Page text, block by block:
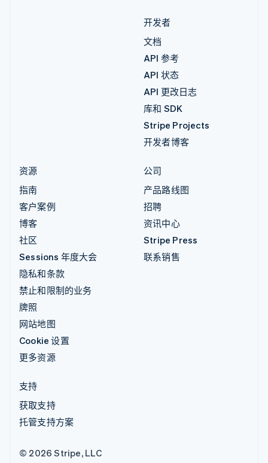
开发者
文档
API 参考
API 状态
API 更改日志
库和 SDK
Stripe Projects
开发者博客
资源
指南
客户案例
博客
社区
Sessions 年度大会
隐私和条款
禁止和限制的业务
牌照
网站地图
Cookie 设置
更多资源
公司
产品路线图
招聘
资讯中心
Stripe Press
联系销售
支持
获取支持
托管支持方案
© 2026 Stripe, LLC